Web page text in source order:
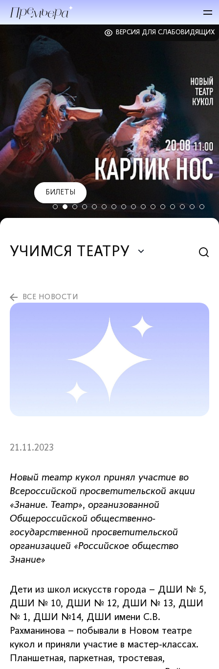
ВЕРСИЯ ДЛЯ СЛАБОВИДЯЩИХ
БИЛЕТЫ
УЧИМСЯ ТЕАТРУ
ВСЕ НОВОСТИ
21.11.2023
Новый театр кукол принял участие во
Всероссийской просветительской акции
«Знание. Театр», организованной
Общероссийской общественно-
государственной просветительской
организацией «Российское общество
Знание»
Дети из школ искусств города – ДШИ № 5,
ДШИ № 10, ДШИ № 12, ДШИ № 13, ДШИ
№ 1, ДШИ №14, ДШИ имени С.В.
Рахманинова – побывали в Новом театре
кукол и приняли участие в мастер-классах.
Планшетная, паркетная, тростевая,